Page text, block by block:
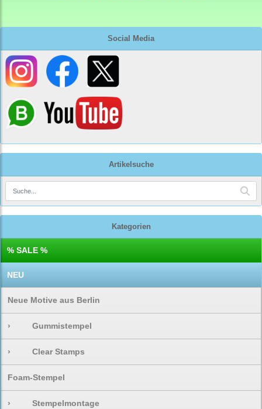
Social Media
Artikelsuche
Kategorien
% SALE %
NEU
Neue Motive aus Berlin
› Gummistempel
› Clear Stamps
Foam-Stempel
› Stempelmontage